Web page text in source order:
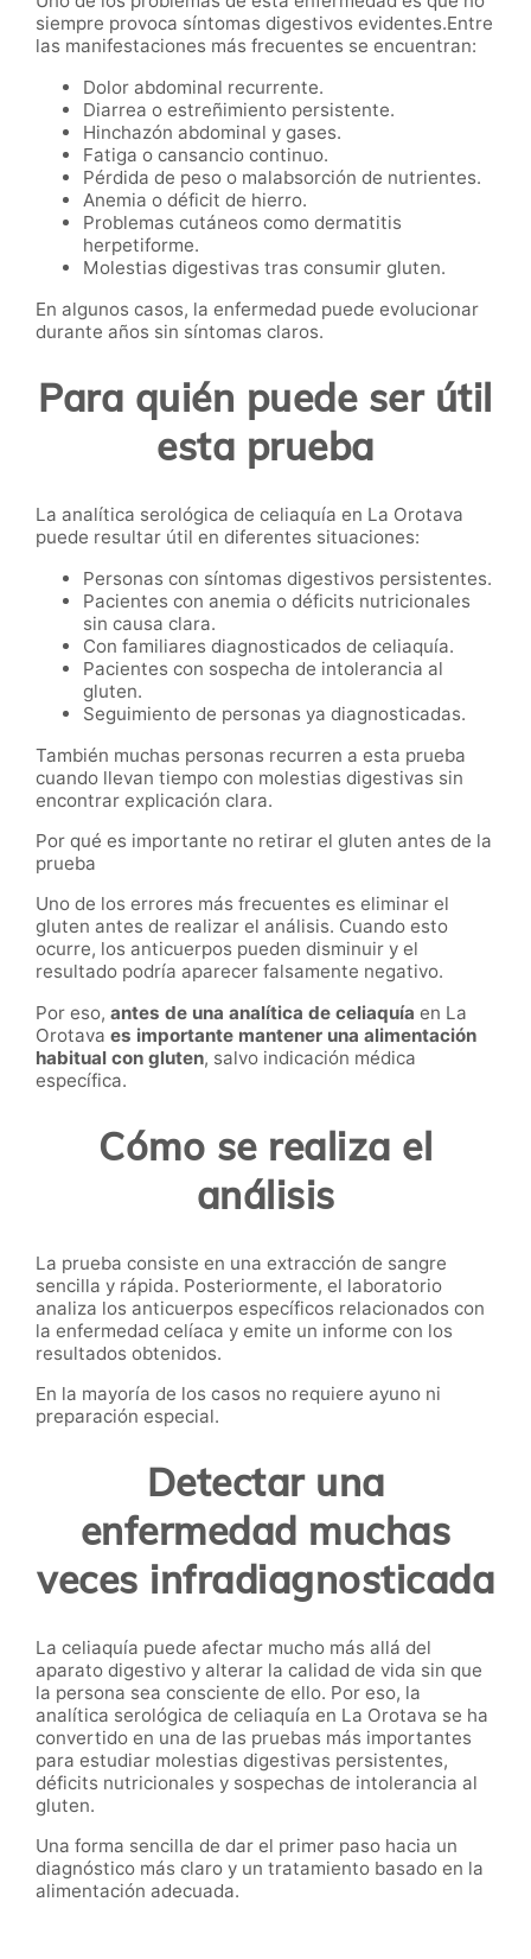
siempre provoca síntomas digestivos evidentes.Entre
las manifestaciones más frecuentes se encuentran:
Dolor abdominal recurrente.
Diarrea o estreñimiento persistente.
Hinchazón abdominal y gases.
Fatiga o cansancio continuo.
Pérdida de peso o malabsorción de nutrientes.
Anemia o déficit de hierro.
Problemas cutáneos como dermatitis
herpetiforme.
Molestias digestivas tras consumir gluten.
En algunos casos, la enfermedad puede evolucionar
durante años sin síntomas claros.
Para quién puede ser útil
esta prueba
La analítica serológica de celiaquía en La Orotava
puede resultar útil en diferentes situaciones:
Personas con síntomas digestivos persistentes.
Pacientes con anemia o déficits nutricionales
sin causa clara.
Con familiares diagnosticados de celiaquía.
Pacientes con sospecha de intolerancia al
gluten.
Seguimiento de personas ya diagnosticadas.
También muchas personas recurren a esta prueba
cuando llevan tiempo con molestias digestivas sin
encontrar explicación clara.
Por qué es importante no retirar el gluten antes de la
prueba
Uno de los errores más frecuentes es eliminar el
gluten antes de realizar el análisis. Cuando esto
ocurre, los anticuerpos pueden disminuir y el
resultado podría aparecer falsamente negativo.
Por eso, antes de una analítica de celiaquía en La
Orotava es importante mantener una alimentación
habitual con gluten, salvo indicación médica
específica.
Cómo se realiza el
análisis
La prueba consiste en una extracción de sangre
sencilla y rápida. Posteriormente, el laboratorio
analiza los anticuerpos específicos relacionados con
la enfermedad celíaca y emite un informe con los
resultados obtenidos.
En la mayoría de los casos no requiere ayuno ni
preparación especial.
Detectar una
enfermedad muchas
veces infradiagnosticada
La celiaquía puede afectar mucho más allá del
aparato digestivo y alterar la calidad de vida sin que
la persona sea consciente de ello. Por eso, la
analítica serológica de celiaquía en La Orotava se ha
convertido en una de las pruebas más importantes
para estudiar molestias digestivas persistentes,
déficits nutricionales y sospechas de intolerancia al
gluten.
Una forma sencilla de dar el primer paso hacia un
diagnóstico más claro y un tratamiento basado en la
alimentación adecuada.